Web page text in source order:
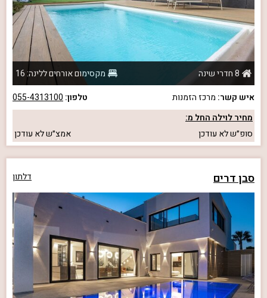
8 חדרי שינה
מקסימום אורחים ללינה: 16
איש קשר: מרכז הזמנות טלפון: 055-4313100
מחיר לוילה החל מ:
סופ״שלא עודכן אמצ״שלא עודכן
סבן דרים דלתון